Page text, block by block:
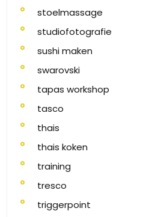
stoelmassage
studiofotografie
sushi maken
swarovski
tapas workshop
tasco
thais
thais koken
training
tresco
triggerpoint